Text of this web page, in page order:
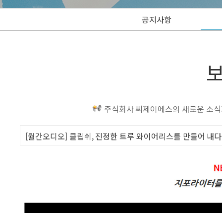
공지사항
주식회사 씨제이에스의 새로운 소
[월간오디오] 클립쉬, 진정한 트루 와이어리스를 만들어 내다